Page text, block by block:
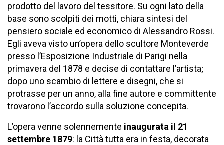
prodotto del lavoro del tessitore. Su ogni lato della
base sono scolpiti dei motti, chiara sintesi del
pensiero sociale ed economico di Alessandro Rossi.
Egli aveva visto un’opera dello scultore Monteverde
presso l’Esposizione Industriale di Parigi nella
primavera del 1878 e decise di contattare l’artista;
dopo uno scambio di lettere e disegni, che si
protrasse per un anno, alla fine autore e committente
trovarono l’accordo sulla soluzione concepita.
L’opera venne solennemente inaugurata il 21
settembre 1879: la Città tutta era in festa, decorata